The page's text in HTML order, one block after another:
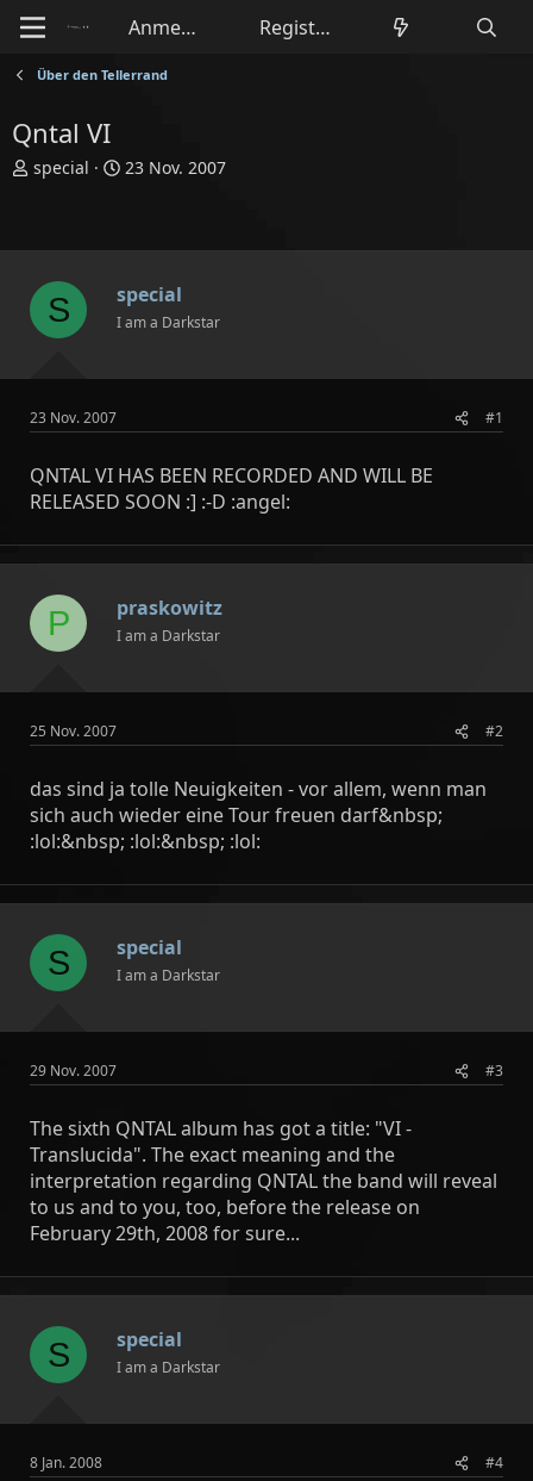
Anmelden Registrieren
Über den Tellerrand
Qntal VI
E
e
l
e
special
E
e
l
t
23 Nov. 2007
S special
I am a Darkstar
23 Nov. 2007 #1
QNTAL VI HAS BEEN RECORDED AND WILL BE
RELEASED SOON :] :-D :angel:
P praskowitz
I am a Darkstar
25 Nov. 2007 #2
das sind ja tolle Neuigkeiten - vor allem, wenn man
sich auch wieder eine Tour freuen darf&nbsp;
:lol:&nbsp; :lol:&nbsp; :lol:
S special
I am a Darkstar
29 Nov. 2007 #3
The sixth QNTAL album has got a title: "VI -
Translucida". The exact meaning and the
interpretation regarding QNTAL the band will reveal
to us and to you, too, before the release on
February 29th, 2008 for sure...
S special
I am a Darkstar
8 Jan. 2008 #4